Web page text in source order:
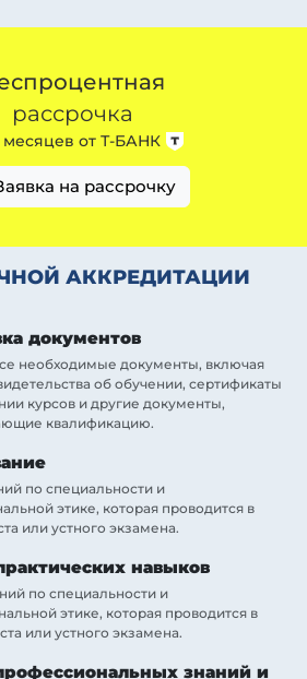
рассрочка
месяцев от Т-БАНК
на рассрочку
АККРЕДИТАЦИИ
документов
необходимые документы, включая
об обучении, сертификаты
курсов и другие документы,
квалификацию.
по специальности и
этике, которая проводится в
или устного экзамена.
навыков
по специальности и
этике, которая проводится в
или устного экзамена.
знаний и